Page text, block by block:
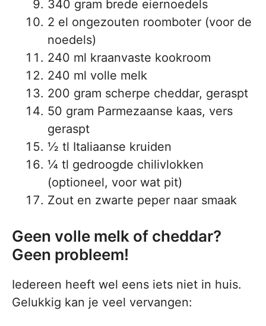
340 gram brede eiernoedels
2 el ongezouten roomboter (voor de
noedels)
240 ml kraanvaste kookroom
240 ml volle melk
200 gram scherpe cheddar, geraspt
50 gram Parmezaanse kaas, vers
geraspt
½ tl Italiaanse kruiden
¼ tl gedroogde chilivlokken
(optioneel, voor wat pit)
Zout en zwarte peper naar smaak
Geen volle melk of cheddar?
Geen probleem!
Iedereen heeft wel eens iets niet in huis.
Gelukkig kan je veel vervangen: